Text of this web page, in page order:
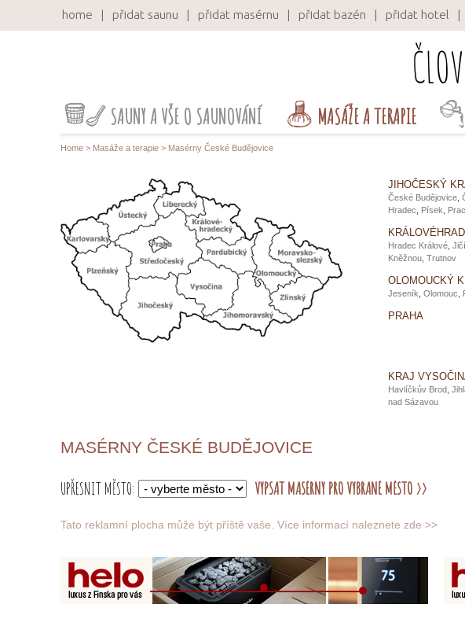
home přidat saunu přidat masérnu přidat bazén přidat hotel
SAUNY A VŠE O SAUNOVÁNÍ MASÁŽE A TERAPIE
Home > Masáže a terapie > Masérny České Budějovice
JIHOČESKÝ
České Budějovice,
Hradec
Písek
Hradec Králové,
Kněžnou, Trutnov
OLOMOUCKÝ
Jeseník Olomouc
PRAHA
KRAJ
Havlíčkův Brod,
nad Sázavou
MASÉRNY ČESKÉ BUDĚJOVICE
UPŘESNIT MĚSTO:
Tato reklamní plocha může být příště vaše. Více informací naleznete zde >>